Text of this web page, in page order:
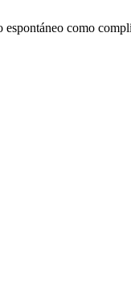
como